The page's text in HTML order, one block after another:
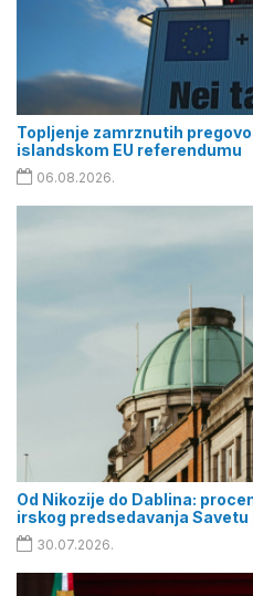
Topljenje zamrznutih
islandskom EU referendumu
06.08.2026.
Od Nikozije do Dablina:
irskog predsedavanja Savetu
30.07.2026.